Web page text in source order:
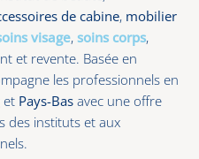
de cabine, mobilier
visage, soins corps,
et revente. Basée en
les professionnels en
et Pays-Bas avec une offre
des instituts et aux